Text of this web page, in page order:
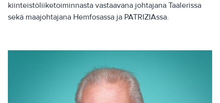
kiinteistöliiketoiminnasta vastaavana johtajana Taalerissa
sekä maajohtajana Hemfosassa ja PATRIZIAssa.